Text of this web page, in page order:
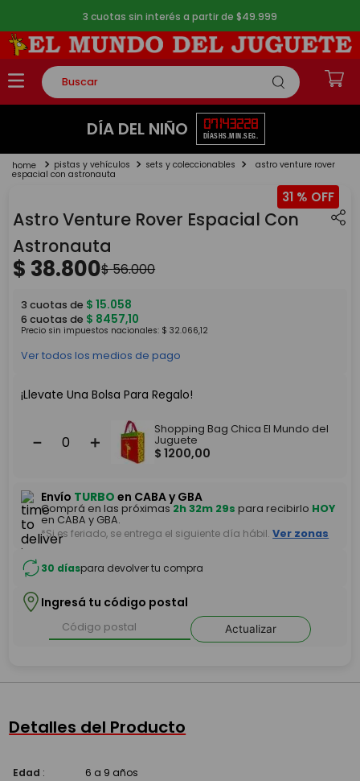
3 cuotas sin interés a partir de $49.999
Buscar
TÉRMINOS MÁS BUSCADOS
2.
lego
4.
monopatin
5. toy story
DÍA DEL NIÑO 07
DÍAS
14
HS.
32
MIN.
28
SEG.
pistas y vehículos sets y coleccionables astro venture rover
espacial con astronauta
31 %
Astro Venture Rover Espacial Con
Astronauta
$ 38.800$56.000
3 cuotas de $ 15.058
6 cuotas de $ 8457,10
Precio sin impuestos nacionales: $ 32.066,12
Ver todos los medios de pago
¡Llevate Una Bolsa Para Regalo!
＋
－
Shopping Bag Chica El Mundo del
Juguete
$ 1200,00
Envío TURBO en CABA y GBA
Comprá en las próximas2h 32m 29s para recibirlo HOY
en CABA y GBA.
*Si es feriado, se entrega el siguiente día hábil. Ver zonas
30 díaspara devolver tu compra
Ingresá tu código postal
Actualizar
Detalles del Producto
Edad : 6 a 9 años